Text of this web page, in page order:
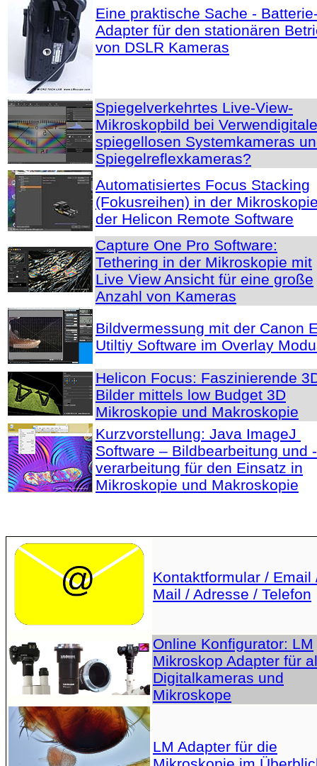
Eine praktische Sache -
Adapter für den stationären
von DSLR Kameras
Spiegelverkehrtes Live-View-
Mikroskopbild bei
spiegellosen Systemkameras
Spiegelreflexkameras?
Automatisiertes Focus Stacking
(Fokusreihen) in der
der Helicon Remote Software
Capture One Pro Software:
Tethering in der Mikroskopie mit
Live View Ansicht für eine große
Anzahl von Kameras
Bildvermessung mit der Canon
Utiltiy Software im Overlay
Helicon Focus: Faszinierende
Bilder mittels low Budget 3D
Mikroskopie und Makroskopie
Kurzvorstellung: Java ImageJ
Software – Bildbearbeitung und -
verarbeitung für den Einsatz in
Mikroskopie und Makroskopie
Kontaktformular / Email
Mail / Adresse / Telefon
Online Konfigurator: LM
Mikroskop Adapter für
Digitalkameras und
Mikroskope
LM Adapter für die